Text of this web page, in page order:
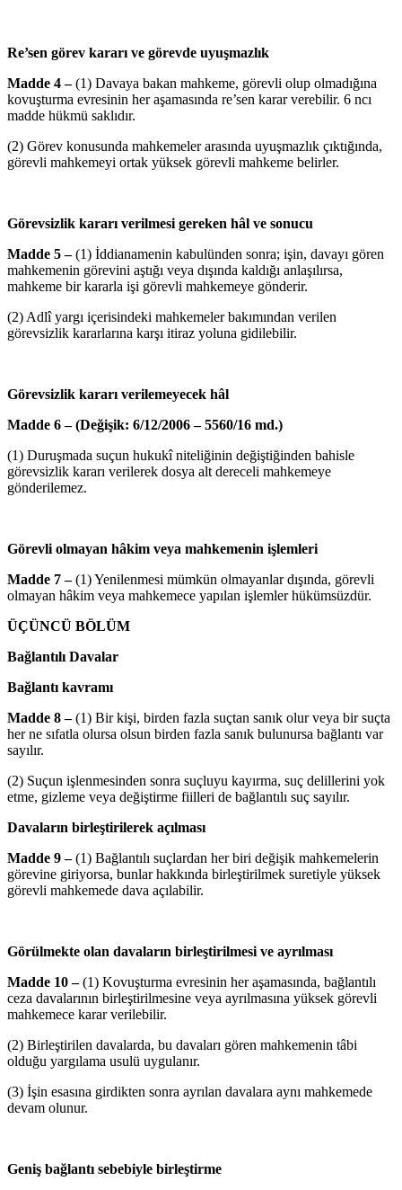
Re’sen görev kararı ve görevde uyuşmazlık
Madde 4 –(1) Davaya bakan mahkeme, görevli olup olmadığına
kovuşturma evresinin her aşamasında re’sen karar verebilir. 6 ncı
madde hükmü saklıdır.
(2) Görev konusunda mahkemeler arasında uyuşmazlık çıktığında,
görevli mahkemeyi ortak yüksek görevli mahkeme belirler.
Görevsizlik kararı verilmesi gereken hâl ve sonucu
Madde 5 –(1) İddianamenin kabulünden sonra; işin, davayı gören
mahkemenin görevini aştığı veya dışında kaldığı anlaşılırsa,
mahkeme bir kararla işi görevli mahkemeye gönderir.
(2) Adlî yargı içerisindeki mahkemeler bakımından verilen
görevsizlik kararlarına karşı itiraz yoluna gidilebilir.
Görevsizlik kararı verilemeyecek hâl
Madde 6 – (Değişik: 6/12/2006 – 5560/16 md.)
(1) Duruşmada suçun hukukî niteliğinin değiştiğinden bahisle
görevsizlik kararı verilerek dosya alt dereceli mahkemeye
gönderilemez.
Görevli olmayan hâkim veya mahkemenin işlemleri
Madde 7 –(1) Yenilenmesi mümkün olmayanlar dışında, görevli
olmayan hâkim veya mahkemece yapılan işlemler hükümsüzdür.
ÜÇÜNCÜ BÖLÜM
Bağlantılı Davalar
Bağlantı kavramı
Madde 8 –(1) Bir kişi, birden fazla suçtan sanık olur veya bir suçta
her ne sıfatla olursa olsun birden fazla sanık bulunursa bağlantı var
sayılır.
(2) Suçun işlenmesinden sonra suçluyu kayırma, suç delillerini yok
etme, gizleme veya değiştirme fiilleri de bağlantılı suç sayılır.
Davaların birleştirilerek açılması
Madde 9 –(1) Bağlantılı suçlardan her biri değişik mahkemelerin
görevine giriyorsa, bunlar hakkında birleştirilmek suretiyle yüksek
görevli mahkemede dava açılabilir.
Görülmekte olan davaların birleştirilmesi ve ayrılması
Madde 10 –(1) Kovuşturma evresinin her aşamasında, bağlantılı
ceza davalarının birleştirilmesine veya ayrılmasına yüksek görevli
mahkemece karar verilebilir.
(2) Birleştirilen davalarda, bu davaları gören mahkemenin tâbi
olduğu yargılama usulü uygulanır.
(3) İşin esasına girdikten sonra ayrılan davalara aynı mahkemede
devam olunur.
Geniş bağlantı sebebiyle birleştirme